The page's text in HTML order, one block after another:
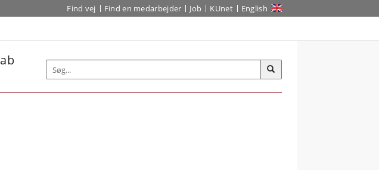
Find vej Find en medarbejder Job KUnet English